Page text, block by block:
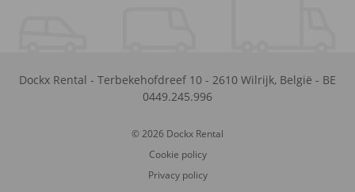
Dockx Rental - Terbekehofdreef 10 - 2610 Wilrijk, België - BE
0449.245.996
© 2026 Dockx Rental
Cookie policy
Privacy policy